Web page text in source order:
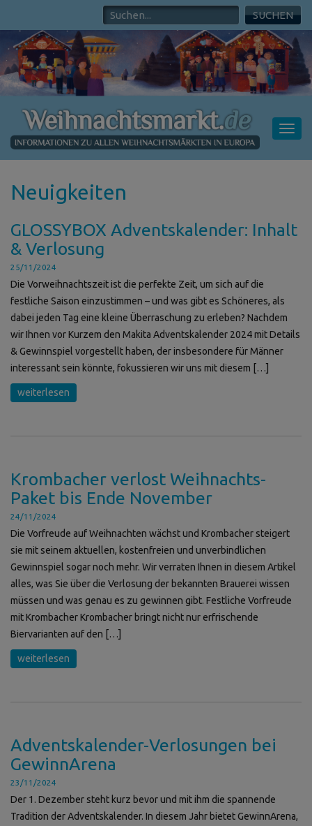
Neuigkeiten
GLOSSYBOX Adventskalender: Inhalt
& Verlosung
25/11/2024
Die Vorweihnachtszeit ist die perfekte Zeit, um sich auf die
festliche Saison einzustimmen – und was gibt es Schöneres, als
dabei jeden Tag eine kleine Überraschung zu erleben? Nachdem
wir Ihnen vor Kurzem den Makita Adventskalender 2024 mit Details
& Gewinnspiel vorgestellt haben, der insbesondere für Männer
interessant sein könnte, fokussieren wir uns mit diesem […]
weiterlesen
Krombacher verlost Weihnachts-
Paket bis Ende November
24/11/2024
Die Vorfreude auf Weihnachten wächst und Krombacher steigert
sie mit seinem aktuellen, kostenfreien und unverbindlichen
Gewinnspiel sogar noch mehr. Wir verraten Ihnen in diesem Artikel
alles, was Sie über die Verlosung der bekannten Brauerei wissen
müssen und was genau es zu gewinnen gibt. Festliche Vorfreude
mit Krombacher Krombacher bringt nicht nur erfrischende
Biervarianten auf den […]
weiterlesen
Adventskalender-Verlosungen bei
GewinnArena
23/11/2024
Der 1. Dezember steht kurz bevor und mit ihm die spannende
Tradition der Adventskalender. In diesem Jahr bietet GewinnArena,